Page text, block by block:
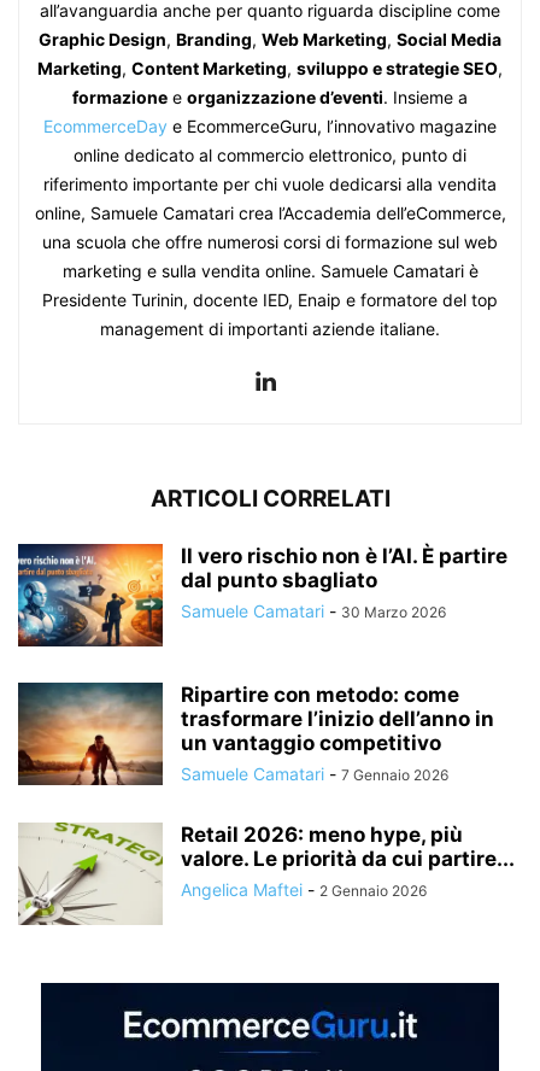
all’avanguardia anche per quanto riguarda discipline come
Graphic Design, Branding, Web Marketing, Social Media
Marketing, Content Marketing, sviluppo e strategie SEO,
formazione e organizzazione d’eventi. Insieme a
EcommerceDay e EcommerceGuru, l’innovativo magazine
online dedicato al commercio elettronico, punto di
riferimento importante per chi vuole dedicarsi alla vendita
online, Samuele Camatari crea l’Accademia dell’eCommerce,
una scuola che offre numerosi corsi di formazione sul web
marketing e sulla vendita online. Samuele Camatari è
Presidente Turinin, docente IED, Enaip e formatore del top
management di importanti aziende italiane.
ARTICOLI CORRELATI
Il vero rischio non è l’AI. È partire
dal punto sbagliato
Samuele Camatari - 30 Marzo 2026
Ripartire con metodo: come
trasformare l’inizio dell’anno in
un vantaggio competitivo
Samuele Camatari - 7 Gennaio 2026
Retail 2026: meno hype, più
valore. Le priorità da cui partire...
Angelica Maftei - 2 Gennaio 2026